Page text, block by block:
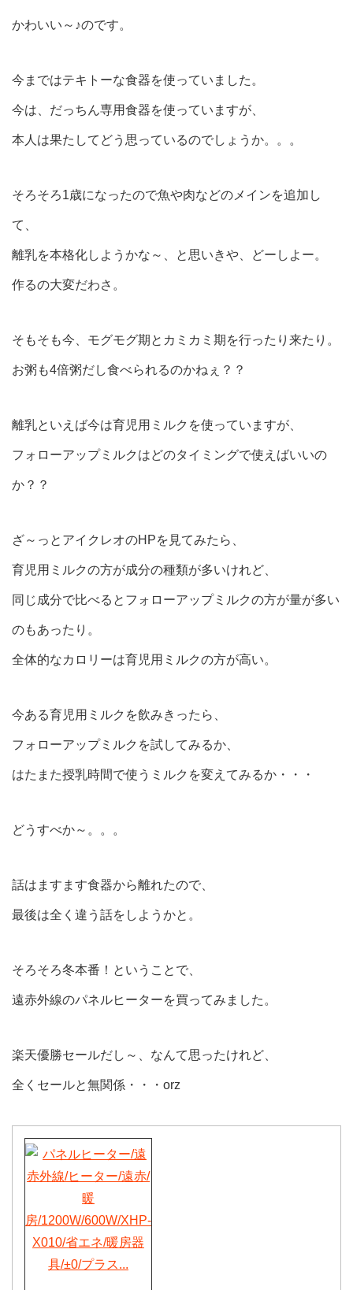
かわいい～♪のです。
今まではテキトーな食器を使っていました。
今は、だっちん専用食器を使っていますが、
本人は果たしてどう思っているのでしょうか。。。
そろそろ1歳になったので魚や肉などのメインを追加し
て、
離乳を本格化しようかな～、と思いきや、どーしよー。
作るの大変だわさ。
そもそも今、モグモグ期とカミカミ期を行ったり来たり。
お粥も4倍粥だし食べられるのかねぇ？？
離乳といえば今は育児用ミルクを使っていますが、
フォローアップミルクはどのタイミングで使えばいいの
か？？
ざ～っとアイクレオのHPを見てみたら、
育児用ミルクの方が成分の種類が多いけれど、
同じ成分で比べるとフォローアップミルクの方が量が多い
のもあったり。
全体的なカロリーは育児用ミルクの方が高い。
今ある育児用ミルクを飲みきったら、
フォローアップミルクを試してみるか、
はたまた授乳時間で使うミルクを変えてみるか・・・
どうすべか～。。。
話はますます食器から離れたので、
最後は全く違う話をしようかと。
そろそろ冬本番！ということで、
遠赤外線のパネルヒーターを買ってみました。
楽天優勝セールだし～、なんて思ったけれど、
全くセールと無関係・・・orz